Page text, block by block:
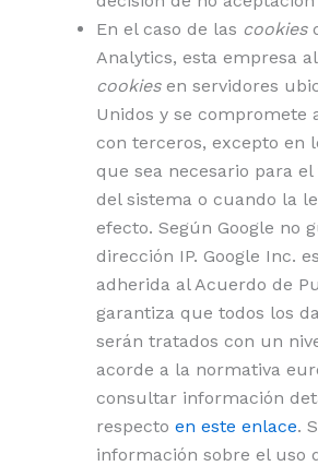
En el caso de las cookies
Analytics, esta empresa
cookiesen servidores
Unidos y se compromete
con terceros, excepto en
que sea necesario para
del sistema o cuando la
efecto. Según Google no
dirección IP. Google Inc.
adherida al Acuerdo de
garantiza que todos los
serán tratados con un
acorde a la normativa
consultar información
respecto en este enlace.
información sobre el uso